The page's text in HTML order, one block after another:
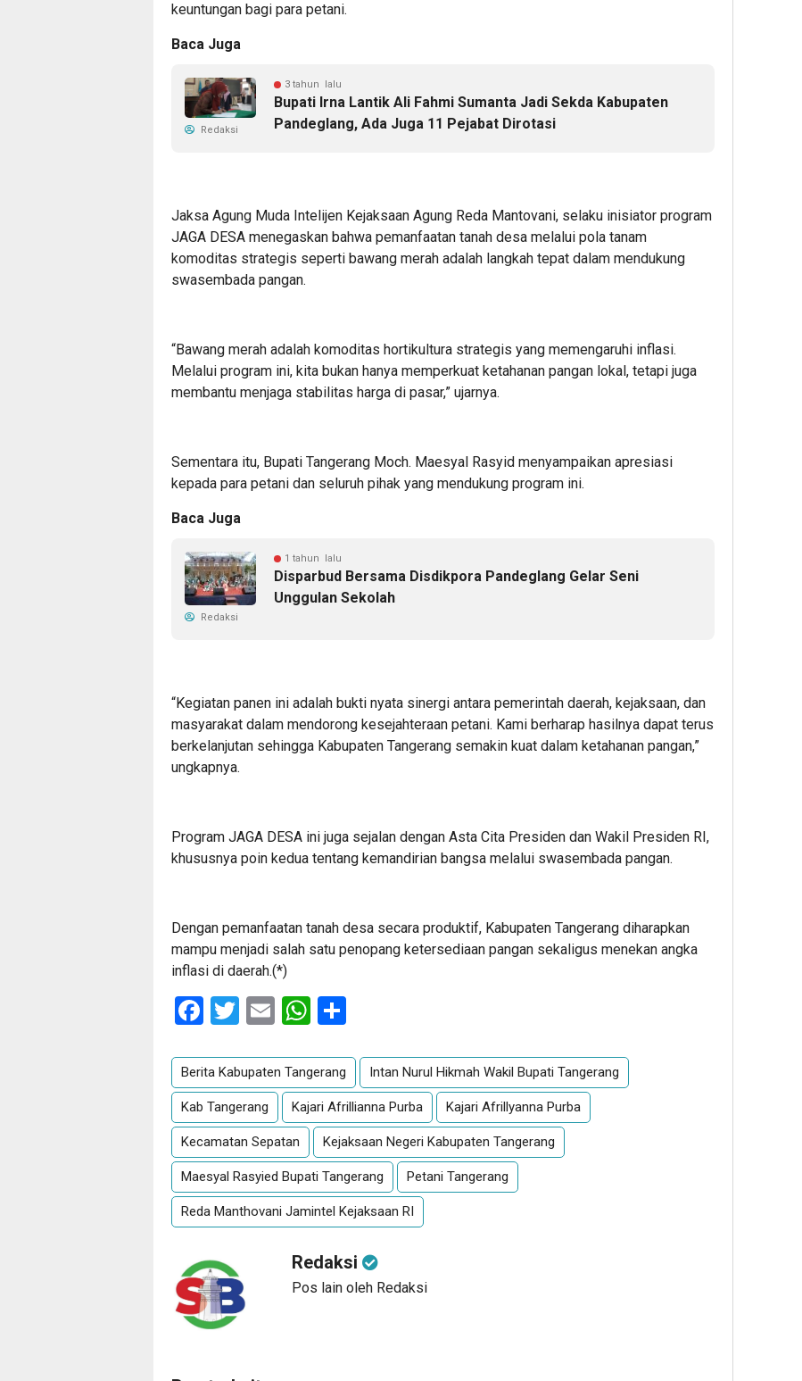
keuntungan bagi para petani.
Baca Juga
3 tahun lalu
Bupati Irna Lantik Ali Fahmi Sumanta Jadi Sekda Kabupaten
Pandeglang, Ada Juga 11 Pejabat Dirotasi
Redaksi
Jaksa Agung Muda Intelijen Kejaksaan Agung Reda Mantovani, selaku inisiator program
JAGA DESA menegaskan bahwa pemanfaatan tanah desa melalui pola tanam
komoditas strategis seperti bawang merah adalah langkah tepat dalam mendukung
swasembada pangan.
“Bawang merah adalah komoditas hortikultura strategis yang memengaruhi inflasi.
Melalui program ini, kita bukan hanya memperkuat ketahanan pangan lokal, tetapi juga
membantu menjaga stabilitas harga di pasar,” ujarnya.
Sementara itu, Bupati Tangerang Moch. Maesyal Rasyid menyampaikan apresiasi
kepada para petani dan seluruh pihak yang mendukung program ini.
Baca Juga
1 tahun lalu
Disparbud Bersama Disdikpora Pandeglang Gelar Seni
Unggulan Sekolah
Redaksi
“Kegiatan panen ini adalah bukti nyata sinergi antara pemerintah daerah, kejaksaan, dan
masyarakat dalam mendorong kesejahteraan petani. Kami berharap hasilnya dapat terus
berkelanjutan sehingga Kabupaten Tangerang semakin kuat dalam ketahanan pangan,”
ungkapnya.
Program JAGA DESA ini juga sejalan dengan Asta Cita Presiden dan Wakil Presiden RI,
khususnya poin kedua tentang kemandirian bangsa melalui swasembada pangan.
Dengan pemanfaatan tanah desa secara produktif, Kabupaten Tangerang diharapkan
mampu menjadi salah satu penopang ketersediaan pangan sekaligus menekan angka
inflasi di daerah.(*)
Facebook
Twitter
EmailWhatsApp
Berita Kabupaten Tangerang Intan Nurul Hikmah Wakil Bupati Tangerang
Kab Tangerang Kajari Afrillianna Purba Kajari Afrillyanna Purba
Kecamatan Sepatan Kejaksaan Negeri Kabupaten Tangerang
Maesyal Rasyied Bupati Tangerang Petani Tangerang
Reda Manthovani Jamintel Kejaksaan RI
Redaksi
Pos lain oleh Redaksi